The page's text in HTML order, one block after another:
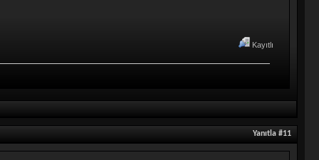
Kayıtlı
Yanıtla #11